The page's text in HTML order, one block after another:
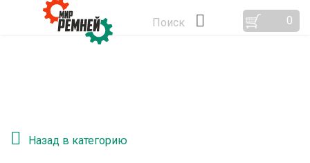
Поиск 0
Назад в категорию